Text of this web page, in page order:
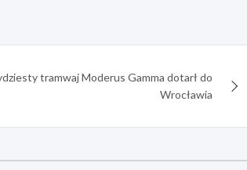
tramwaj Moderus Gamma dotarł do
Wrocławia